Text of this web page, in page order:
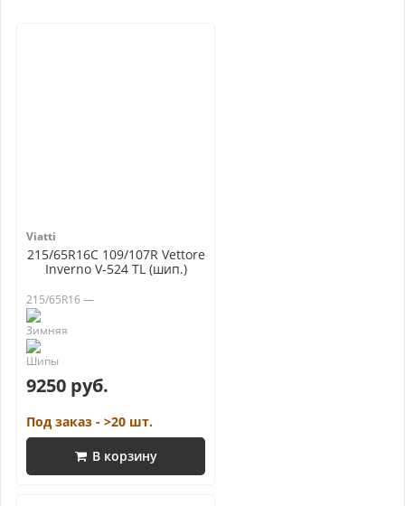
Viatti
215/65R16C 109/107R Vettore
Inverno V-524 TL (шип.)
215/65R16 —
9250 руб.
Под заказ - >20 шт.
В корзину